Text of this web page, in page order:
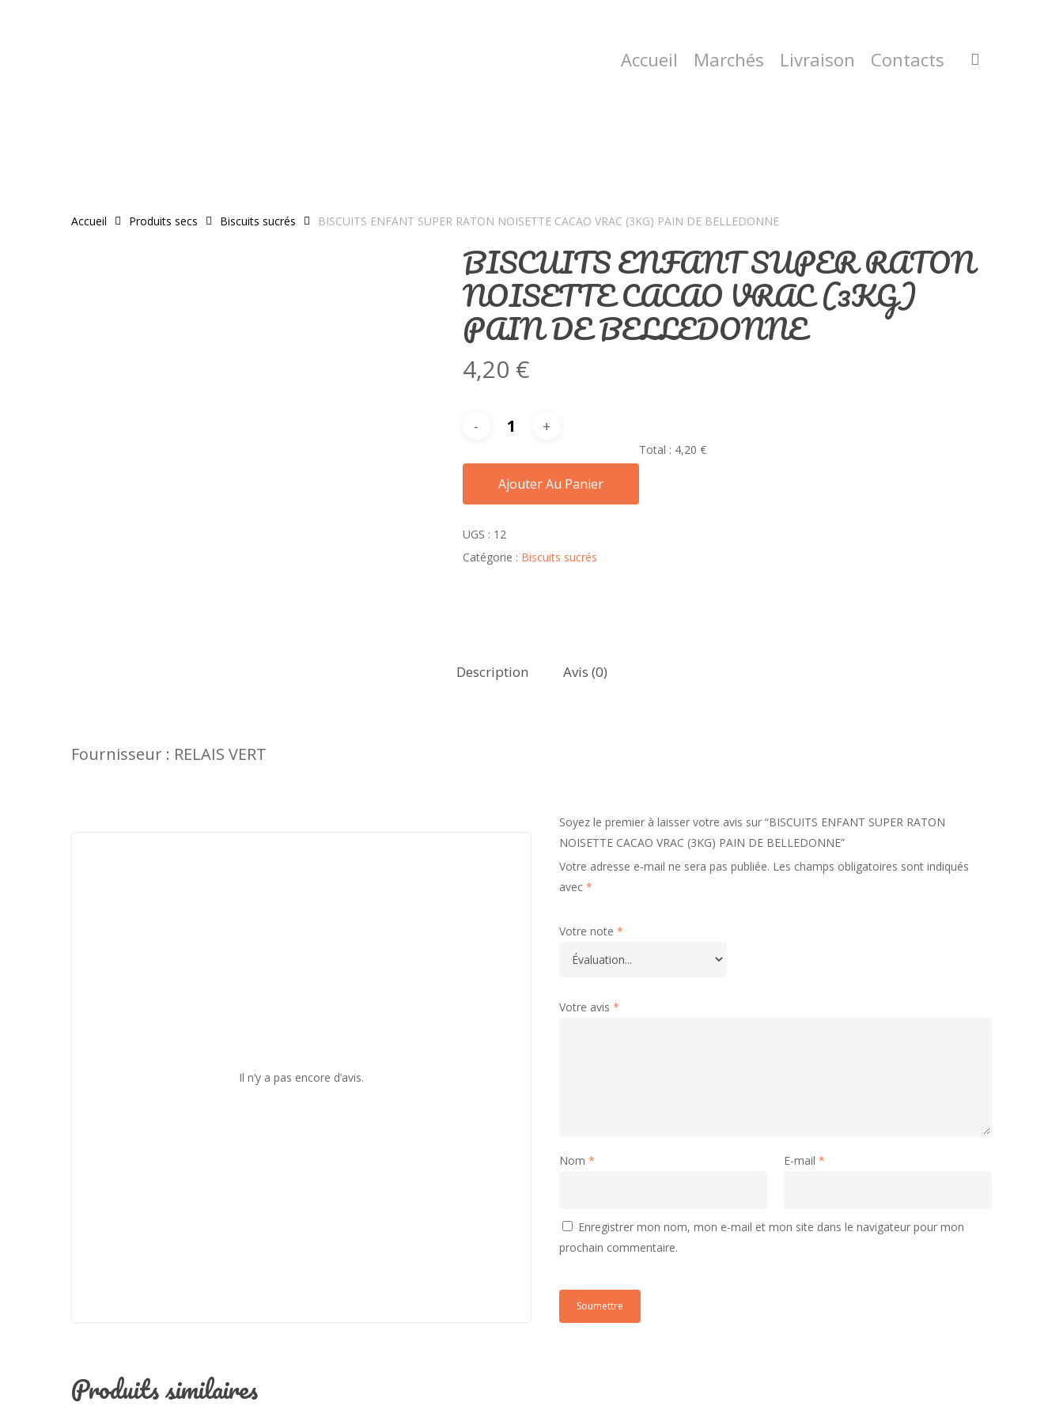
Accueil Marchés Livraison Contacts
Accueil Produits secs Biscuits sucrés BISCUITS ENFANT SUPER RATON NOISETTE CACAO VRAC (3KG) PAIN DE BELLEDONNE
BISCUITS ENFANT SUPER RATON
NOISETTE CACAO VRAC (3KG)
PAIN DE BELLEDONNE
4,20 €
Ajouter Au Panier
Total : 4,20 €
UGS : 12
Catégorie : Biscuits sucrés
Description Avis (0)
Fournisseur : RELAIS VERT
Il n’y a pas encore d’avis.
Soyez le premier à laisser votre avis sur “BISCUITS ENFANT SUPER RATON
NOISETTE CACAO VRAC (3KG) PAIN DE BELLEDONNE”
Votre adresse e-mail ne sera pas publiée. Les champs obligatoires sont indiqués
avec *
Votre note *
Votre avis *
Nom * E-mail*
Enregistrer mon nom, mon e-mail et mon site dans le navigateur pour mon
prochain commentaire.
Produits similaires